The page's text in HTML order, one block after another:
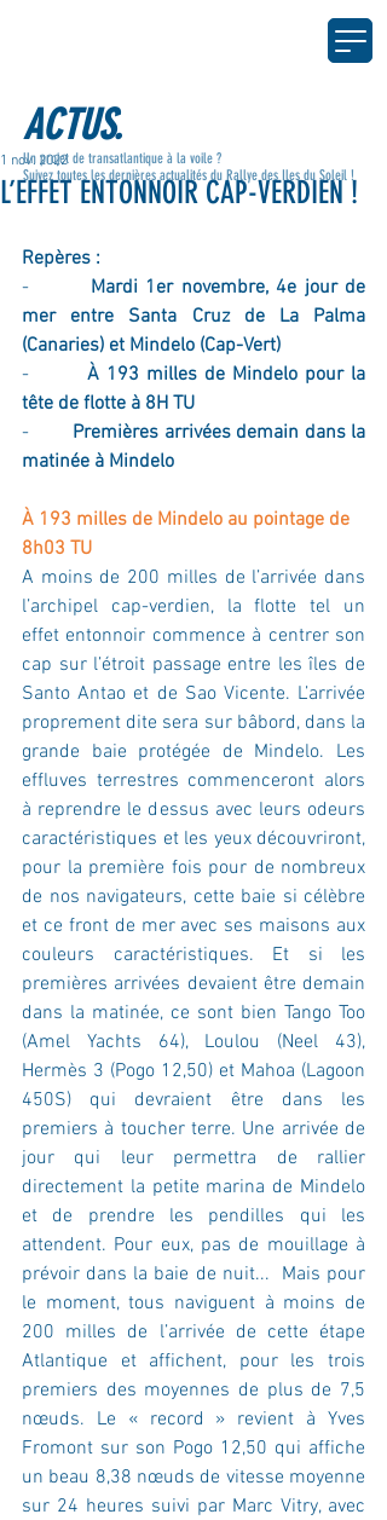
ACTUS.
L’EFFET ENTONNOIR CAP-VERDIEN !
1 nov. 2022
Repères :
- Mardi 1er novembre, 4e jour de
mer entre Santa Cruz de La Palma
(Canaries) et Mindelo (Cap-Vert)
- À 193 milles de Mindelo pour la
tête de flotte à 8H TU
- Premières arrivées demain dans la
matinée à Mindelo
À 193 milles de Mindelo au pointage de
8h03 TU
A moins de 200 milles de l’arrivée dans
l’archipel cap-verdien, la flotte tel un
effet entonnoir commence à centrer son
cap sur l’étroit passage entre les îles de
Santo Antao et de Sao Vicente. L’arrivée
proprement dite sera sur bâbord, dans la
grande baie protégée de Mindelo. Les
effluves terrestres commenceront alors
à reprendre le dessus avec leurs odeurs
caractéristiques et les yeux découvriront,
pour la première fois pour de nombreux
de nos navigateurs, cette baie si célèbre
et ce front de mer avec ses maisons aux
couleurs caractéristiques. Et si les
premières arrivées devaient être demain
dans la matinée, ce sont bien Tango Too
(Amel Yachts 64), Loulou (Neel 43),
Hermès 3 (Pogo 12,50) et Mahoa (Lagoon
450S) qui devraient être dans les
premiers à toucher terre. Une arrivée de
jour qui leur permettra de rallier
directement la petite marina de Mindelo
et de prendre les pendilles qui les
attendent. Pour eux, pas de mouillage à
prévoir dans la baie de nuit...  Mais pour
le moment, tous naviguent à moins de
200 milles de l’arrivée de cette étape
Atlantique et affichent, pour les trois
premiers des moyennes de plus de 7,5
nœuds. Le « record » revient à Yves
Fromont sur son Pogo 12,50 qui affiche
un beau 8,38 nœuds de vitesse moyenne
sur 24 heures suivi par Marc Vitry, avec
Un projet de transatlantique à la voile ?
Suivez toutes les dernières actualités du Rallye des Iles du Soleil !